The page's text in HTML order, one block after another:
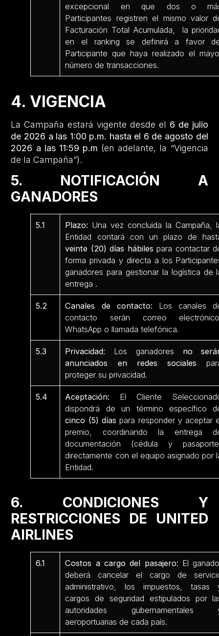
excepcional en que dos o
Participantes registren el mismo valor
Facturación Total Acumulada, la
en el ranking se definirá a favor
Participante que haya realizado el
número de transacciones.
4. VIGENCIA
La Campaña estará vigente desde el 6 de julio
de 2026 a las 1:00 p.m. hasta el 6 de agosto del
2026 a las 11:59 p.m (en adelante, la “Vigencia
de la Campaña”).
5. NOTIFICACIÓN A
GANADORES
5.1 Plazo: Una vez concluida la Campaña,
Entidad contará con un plazo de
veinte (20) días hábiles para contactar
forma privada y directa a los
ganadores para gestionar la logística de
entrega .
5.2 Canales de contacto: Los canales
contacto serán correo
WhatsApp o llamada telefónica.
5.3 Privacidad: Los ganadores no
anunciados en redes sociales
proteger su privacidad.
5.4 Aceptación: El Cliente
dispondrá de un término específico
cinco (5) días para responder y aceptar
premio, coordinando la entrega
documentación (cédula y
directamente con el equipo asignado por
Entidad.
6. CONDICIONES Y
RESTRICCIONES DE UNITED
AIRLINES
6.1 Costos a cargo del pasajero: El
deberá cancelar el cargo de
administrativo, los impuestos, tasas
cargos de seguridad estipulados por
autoridades gubernamentales
aeroportuarias de cada país.